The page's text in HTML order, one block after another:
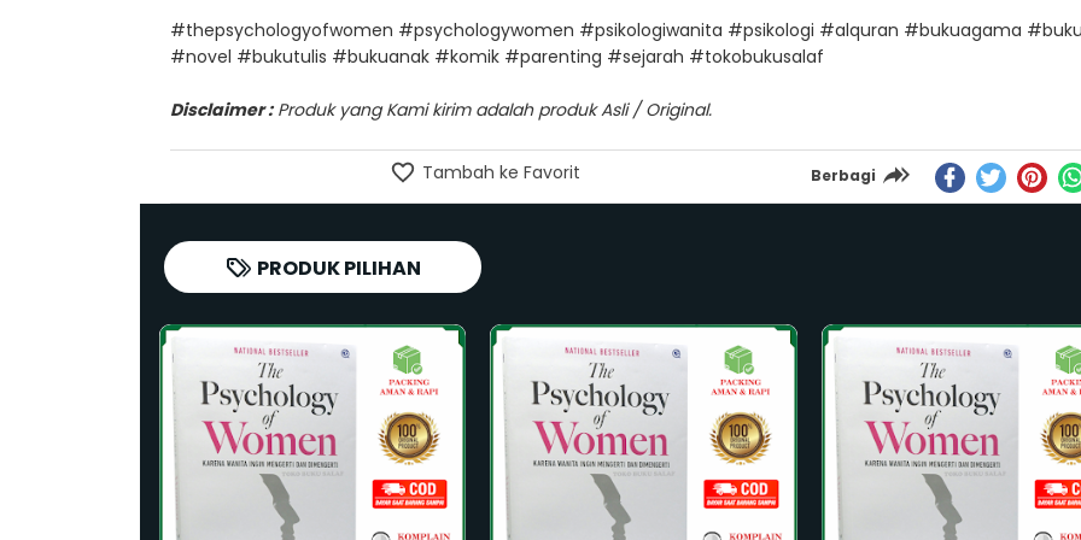
#thepsychologyofwomen #psychologywomen #psikologiwanita #psikologi #alquran #bukuagama
#novel #bukutulis #bukuanak #komik #parenting #sejarah #tokobukusalaf
Disclaimer :Produk yang Kami kirim adalah produk Asli / Original.
Tambah ke Favorit Berbagi
PRODUK PILIHAN